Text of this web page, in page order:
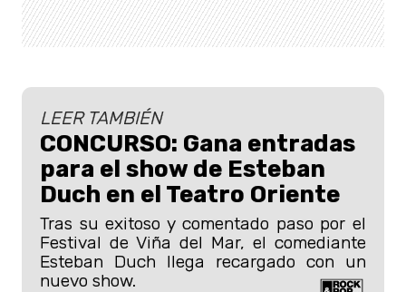
LEER TAMBIÉN
CONCURSO: Gana entradas
para el show de Esteban
Duch en el Teatro Oriente
Tras su exitoso y comentado paso por el
Festival de Viña del Mar, el comediante
Esteban Duch llega recargado con un
nuevo show.